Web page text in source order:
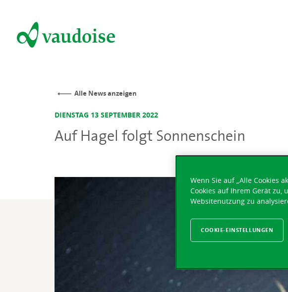
Alle News anzeigen
DIENSTAG 13 SEPTEMBER 2022
Auf Hagel folgt Sonnenschein
Wenn Sie auf „Alle Cookies
Cookies auf Ihrem Gerät zu,
Websitenutzung zu
COOKIE-EINSTELLUNGEN